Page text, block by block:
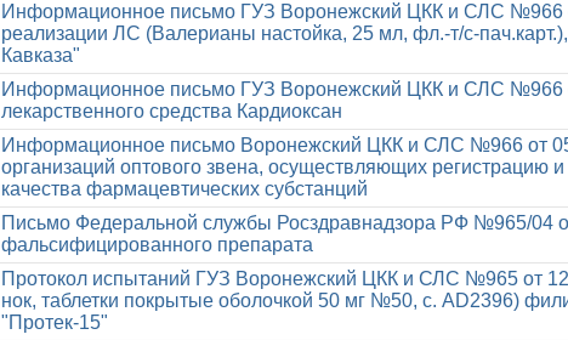
Информационное письмо ГУЗ Воронежский ЦКК и СЛС №966
реализации ЛС (Валерианы настойка, 25 мл, фл.-т/с-
Кавказа"
Информационное письмо ГУЗ Воронежский ЦКК и СЛС №966
лекарственного средства Кардиоксан
Информационное письмо Воронежский ЦКК и СЛС №966 от
организаций оптового звена, осуществляющих регистрацию
качества фармацевтических субстанций
Письмо Федеральной службы Росздравнадзора РФ №965/04
фальсифицированного препарата
Протокол испытаний ГУЗ Воронежский ЦКК и СЛС №965 от
нок, таблетки покрытые оболочкой 50 мг №50, с. AD2396)
"Протек-15"